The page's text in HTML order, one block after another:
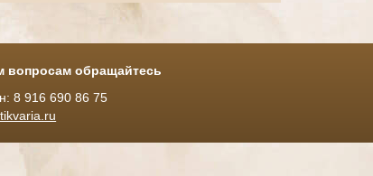
вопросам обращайтесь
8 916 690 86 75